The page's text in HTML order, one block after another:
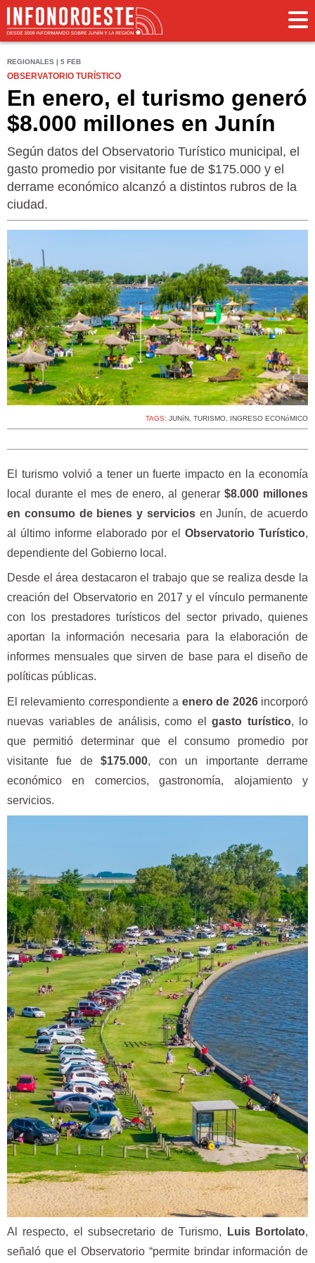
REGIONALES | 5 FEB
OBSERVATORIO TURÍSTICO
En enero, el turismo generó
$8.000 millones en Junín
Según datos del Observatorio Turístico municipal, el
gasto promedio por visitante fue de $175.000 y el
derrame económico alcanzó a distintos rubros de la
ciudad.
TAGS: JUNíN, TURISMO, INGRESO ECONóMICO
El turismo volvió a tener un fuerte impacto en la economía
local durante el mes de enero, al generar$8.000 millones
en consumo de bienes y serviciosen Junín, de acuerdo
al último informe elaborado por el Observatorio Turístico,
dependiente del Gobierno local.
Desde el área destacaron el trabajo que se realiza desde la
creación del Observatorio en 2017 y el vínculo permanente
con los prestadores turísticos del sector privado, quienes
aportan la información necesaria para la elaboración de
informes mensuales que sirven de base para el diseño de
políticas públicas.
El relevamiento correspondiente a enero de 2026incorporó
nuevas variables de análisis, como el gasto turístico, lo
que permitió determinar que el consumo promedio por
visitante fue de$175.000, con un importante derrame
económico en comercios, gastronomía, alojamiento y
servicios.
Al respecto, el subsecretario de Turismo, Luis Bortolato,
señaló que el Observatorio “permite brindar información de